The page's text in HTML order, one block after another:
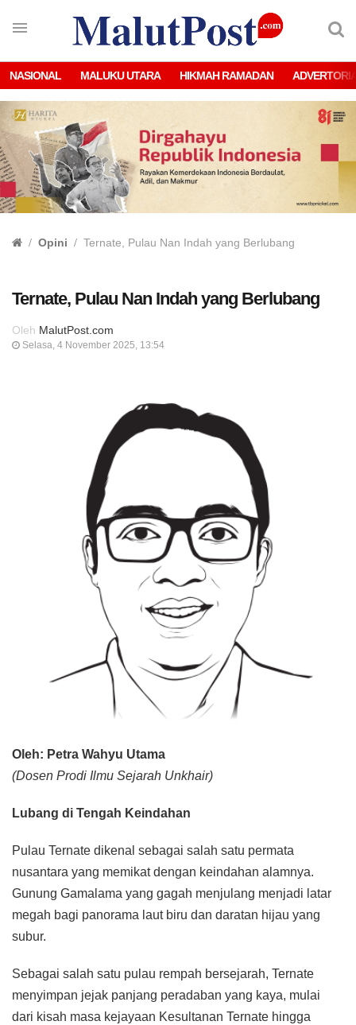
NASIONAL MALUKU UTARA HIKMAH RAMADAN
Opini Ternate, Pulau Nan Indah yang Berlubang
Ternate, Pulau Nan Indah yang Berlubang
Oleh MalutPost.com
Selasa, 4 November 2025, 13:54
Oleh: Petra Wahyu Utama
(Dosen Prodi Ilmu Sejarah Unkhair)
Lubang di Tengah Keindahan
Pulau Ternate dikenal sebagai salah satu permata
nusantara yang memikat dengan keindahan alamnya.
Gunung Gamalama yang gagah menjulang menjadi latar
megah bagi panorama laut biru dan daratan hijau yang
subur.
Sebagai salah satu pulau rempah bersejarah, Ternate
menyimpan jejak panjang peradaban yang kaya, mulai
dari kisah masa kejayaan Kesultanan Ternate hingga